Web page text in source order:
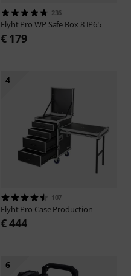
236
Flyht Pro WP Safe Box 8 IP65
€ 179
4
107
Flyht Pro Case Production
€ 444
6